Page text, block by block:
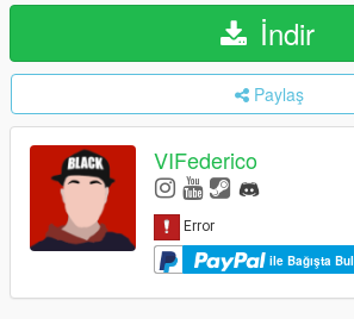
İndir
Paylaş
VIFederico
ile Bağışta